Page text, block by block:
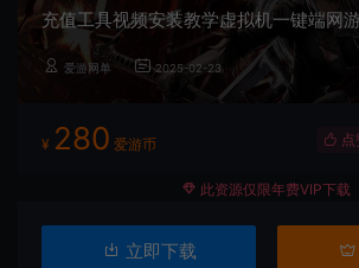
充值工具视频安装教学虚拟机一键端网
爱游网单 2025-02-23
¥ 280 爱游币 点
此资源仅限年费VIP下载
立即下载